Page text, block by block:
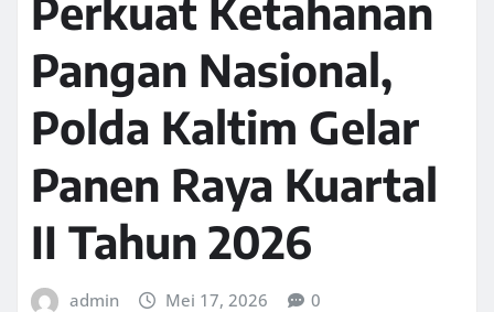
Perkuat Ketahanan
Pangan Nasional,
Polda Kaltim Gelar
Panen Raya Kuartal
II Tahun 2026
admin Mei 17, 2026 0